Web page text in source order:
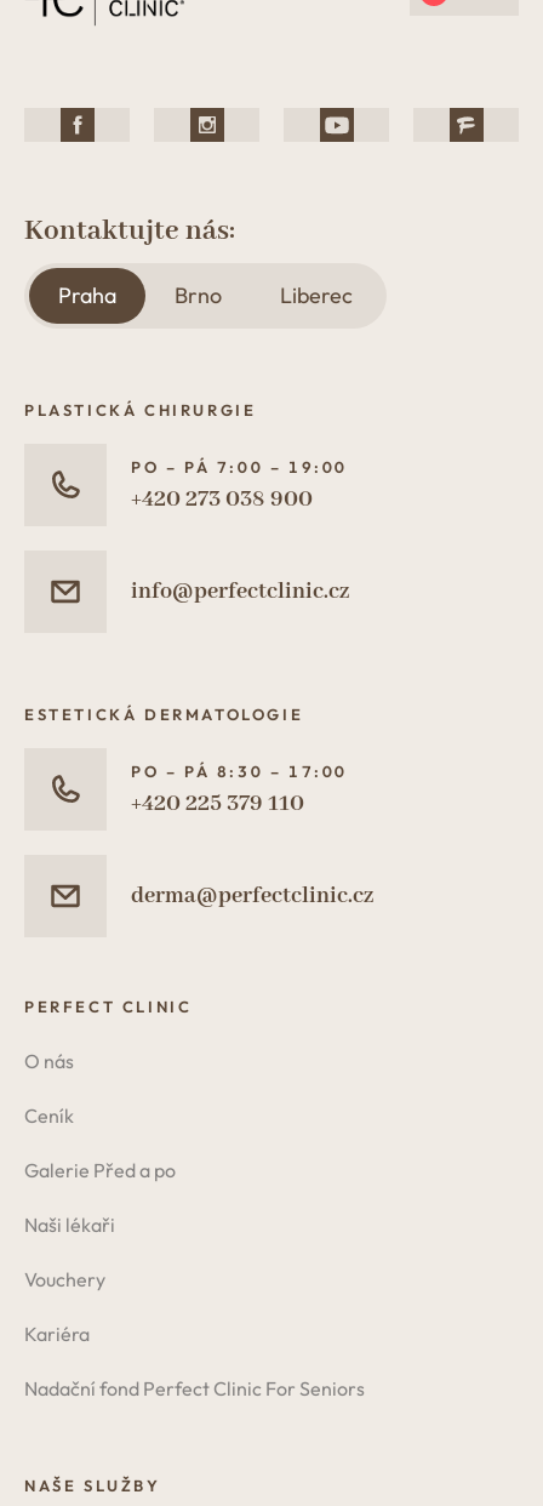
Kontaktujte nás:
Praha Brno Liberec
PLASTICKÁ CHIRURGIE
PO – PÁ 7:00 – 19:00
+420 273 038 900
info@perfectclinic.cz
ESTETICKÁ DERMATOLOGIE
PO – PÁ 8:30 – 17:00
+420 225 379 110
derma@perfectclinic.cz
PERFECT CLINIC
O nás
Ceník
Galerie Před a po
Naši lékaři
Vouchery
Kariéra
Nadační fond Perfect Clinic For Seniors
NAŠE SLUŽBY